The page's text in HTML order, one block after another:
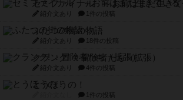
セミファイナル ～お前はまだ生きて
紹介文あり 1件の投稿
ふたつの街の物語
紹介文あり 18件の投稿
クランク! ：冒険者たち（拡張）
紹介文あり 4件の投稿
とうほうの！
1件の投稿